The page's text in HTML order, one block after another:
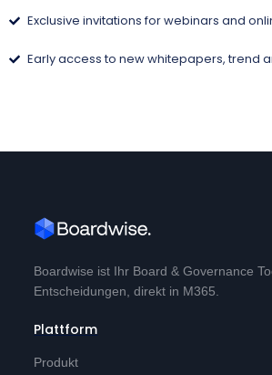
Exclusive invitations for webinars and
Early access to new whitepapers, trend
Boardwise ist Ihr Board & Governance
Entscheidungen, direkt in M365.
Plattform
Produkt